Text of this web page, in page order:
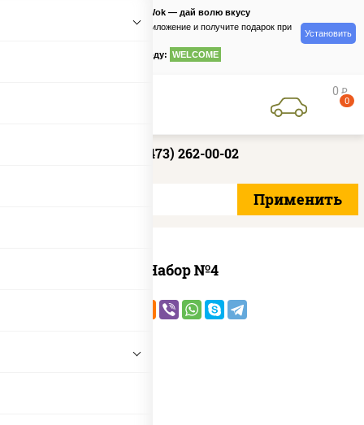
PizzaSushiWok — дай волю вкусу
Скачайте приложение и получите подарок при
по промокоду: WELCOME
Установить
0 руб
0
+7 (473) 262-00-02
Набор №4